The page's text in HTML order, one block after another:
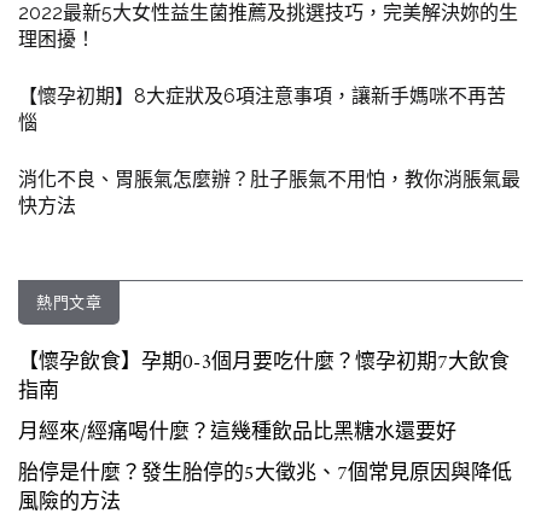
2022最新5大女性益生菌推薦及挑選技巧，完美解決妳的生
理困擾！
【懷孕初期】8大症狀及6項注意事項，讓新手媽咪不再苦
惱
消化不良、胃脹氣怎麼辦？肚子脹氣不用怕，教你消脹氣最
快方法
熱門文章
【懷孕飲食】孕期0-3個月要吃什麼？懷孕初期7大飲食
指南
月經來/經痛喝什麼？這幾種飲品比黑糖水還要好
胎停是什麼？發生胎停的5大徵兆、7個常見原因與降低
風險的方法